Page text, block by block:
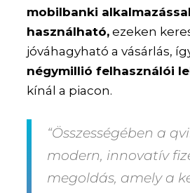
mobilbanki alkalmazással
használható, ezeken
jóváhagyható a vásárlás,
négymillió felhasználói
kínál a piacon.
“Összességében a
modern, innovatív
megoldás, amely a